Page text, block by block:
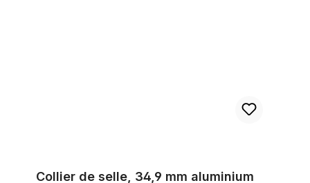
Collier de selle, 34,9 mm aluminium